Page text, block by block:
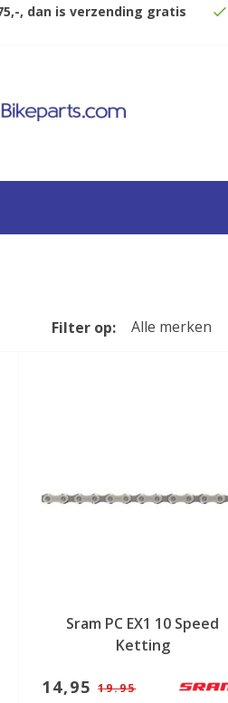
, dan is verzending gratis
Filter op: Alle merken
Sram PC EX1 10 Speed
Ketting
14,9519.95